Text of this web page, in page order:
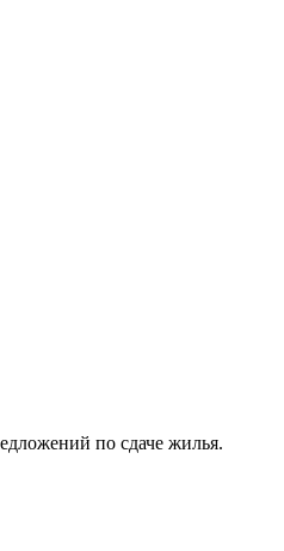
по сдаче жилья.